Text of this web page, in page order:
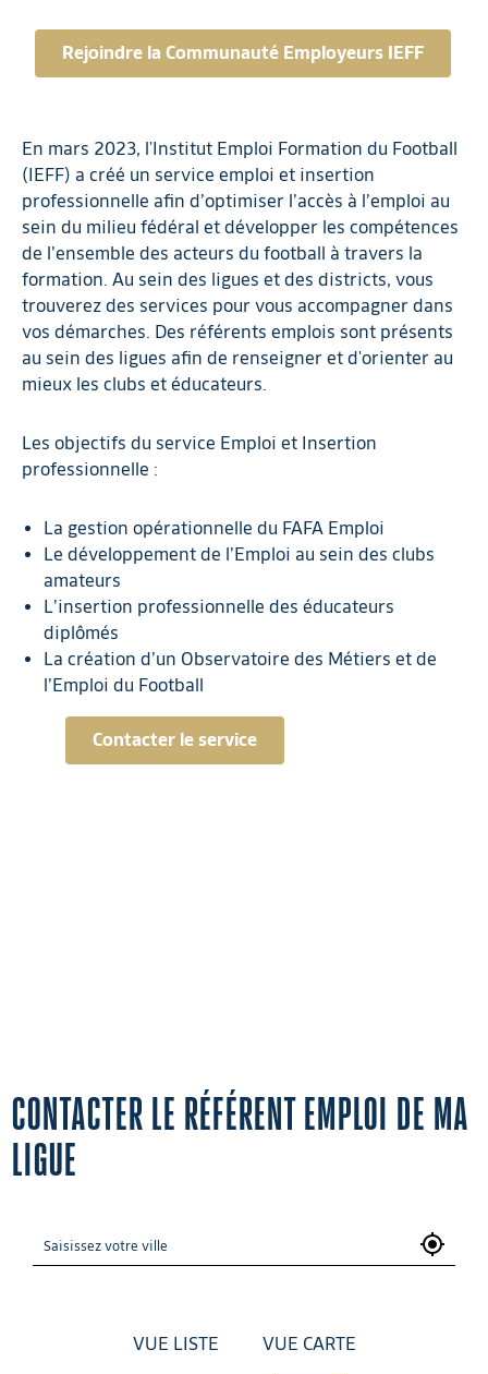
Rejoindre la Communauté Employeurs IEFF
En mars 2023, l'Institut Emploi Formation du Football
(IEFF) a créé un service emploi et insertion
professionnelle afin d’optimiser l’accès à l’emploi au
sein du milieu fédéral et développer les compétences
de l’ensemble des acteurs du football à travers la
formation. Au sein des ligues et des districts, vous
trouverez des services pour vous accompagner dans
vos démarches. Des référents emplois sont présents
au sein des ligues afin de renseigner et d'orienter au
mieux les clubs et éducateurs.
Les objectifs du service Emploi et Insertion
professionnelle :
La gestion opérationnelle du FAFA Emploi
Le développement de l’Emploi au sein des clubs
amateurs
L’insertion professionnelle des éducateurs
diplômés
La création d’un Observatoire des Métiers et de
l’Emploi du Football
Contacter le service
CONTACTER LE RÉFÉRENT EMPLOI DE MA
LIGUE
VUE LISTE VUE CARTE